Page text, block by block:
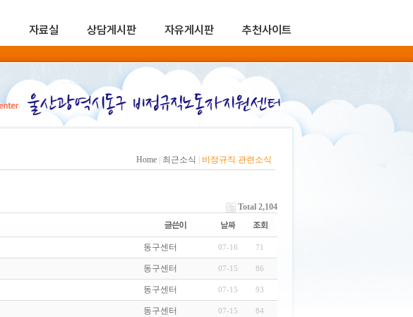
자료실 상담게시판 자유게시판 추천사이트
Home 최근소식 비정규직 관련소식
Total 2,104
동구센터 07-16 71
동구센터 07-15 86
동구센터 07-15 93
동구센터 07-15 84